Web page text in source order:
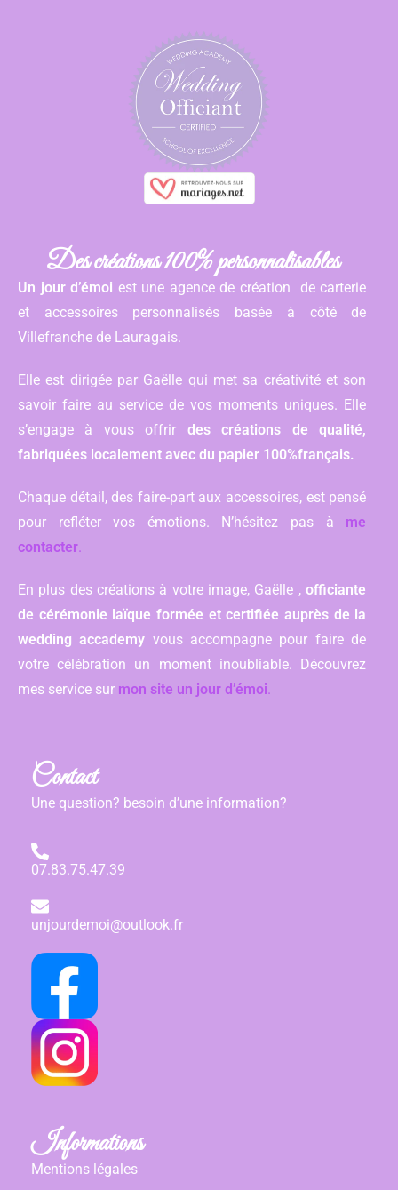
Des créations 100% personnalisables
Un jour d’émoi est une agence de création de carterie
et accessoires personnalisés basée à côté de
Villefranche de Lauragais.
Elle est dirigée par Gaëlle qui met sa créativité et son
savoir faire au service de vos moments uniques. Elle
s’engage à vous offrir des créations de qualité,
fabriquées localement avec du papier 100%français.
Chaque détail, des faire-part aux accessoires, est pensé
pour refléter vos émotions. N’hésitez pas à me
contacter.
En plus des créations à votre image, Gaëlle ,officiante
de cérémonie laïque formée et certifiée auprès de la
wedding accademy vous accompagne pour faire de
votre célébration un moment inoubliable. Découvrez
mes service sur mon site un jour d’émoi.
Contact
Une question? besoin d’une information?
07.83.75.47.39
unjourdemoi@outlook.fr
Informations
Mentions légales